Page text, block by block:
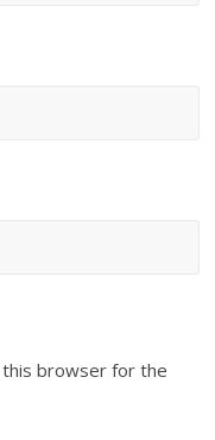
this browser for the